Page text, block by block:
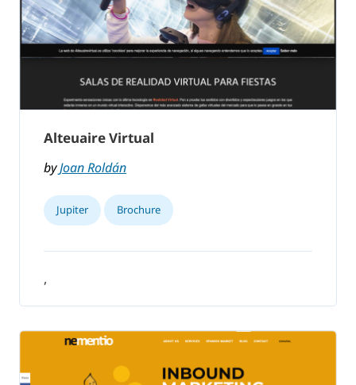
Alteuaire Virtual
byJoan Roldán
Jupiter Brochure
,